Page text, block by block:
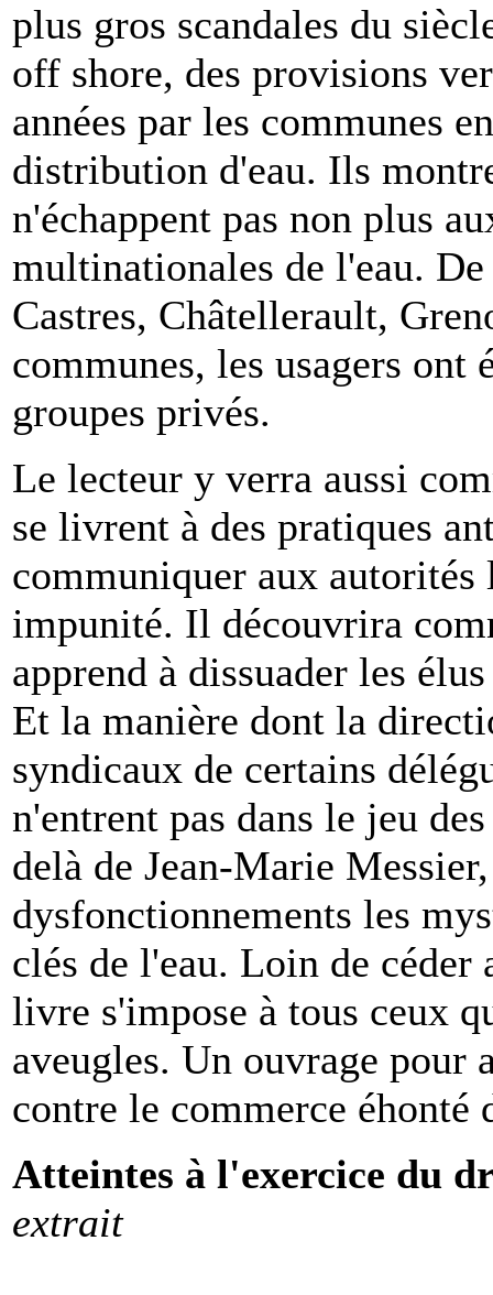
plus gros scandales du
off shore, des provisions
années par les communes
distribution d'eau. Ils
n'échappent pas non plus
multinationales de l'eau.
Castres, Châtellerault,
communes, les usagers ont
groupes privés.
Le lecteur y verra aussi
se livrent à des pratiques
communiquer aux
impunité. Il découvrira
apprend à dissuader les
Et la manière dont la
syndicaux de certains
n'entrent pas dans le jeu
delà de Jean-Marie
dysfonctionnements les
clés de l'eau. Loin de céder
livre s'impose à tous ceux
aveugles. Un ouvrage pour
contre le commerce éhonté
Atteintes à l'exercice du
extrait